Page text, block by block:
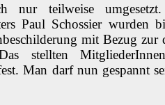
nur teilweise
Paul Schossier wurden
mit Bezug
stellten
Man darf nun gespannt